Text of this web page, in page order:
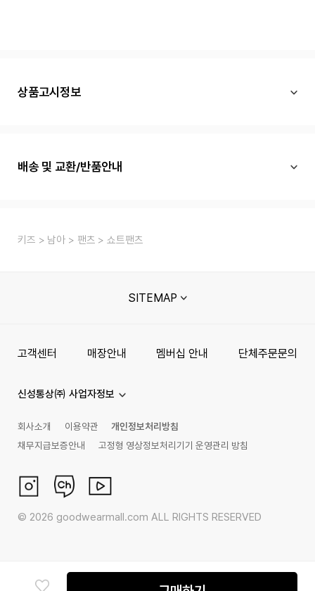
상품고시정보
배송 및 교환/반품안내
키즈 남아 팬츠 쇼트팬츠
SITEMAP
고객센터 매장안내 멤버십 안내 단체주문문의
신성통상㈜ 사업자정보
회사소개 이용약관
개인정보처리방침
채무지급보증안내
고정형 영상정보처리기기 운영관리 방침
© 2026 goodwearmall.com ALL RIGHTS RESERVED